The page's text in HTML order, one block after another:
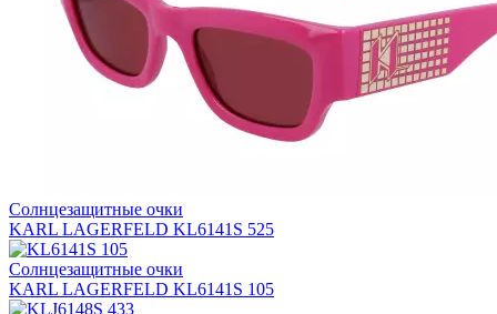
Солнцезащитные очки
KARL LAGERFELD KL6141S 525
Солнцезащитные очки
KARL LAGERFELD KL6141S 105